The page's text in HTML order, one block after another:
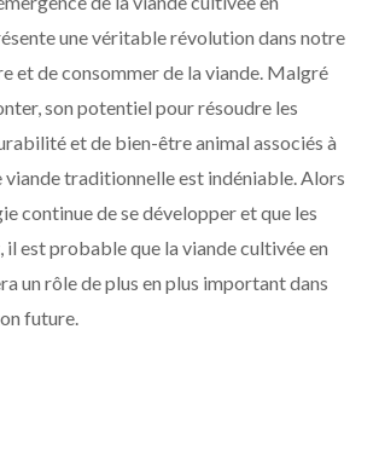
une véritable révolution dans notre
et de consommer de la viande. Malgré
son potentiel pour résoudre les
et de bien-être animal associés à
traditionnelle est indéniable. Alors
continue de se développer et que les
est probable que la viande cultivée en
un rôle de plus en plus important dans
future.